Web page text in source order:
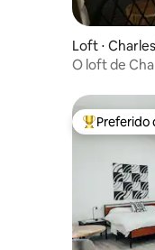
Loft ⋅
O loft de
Entre os
Preferido